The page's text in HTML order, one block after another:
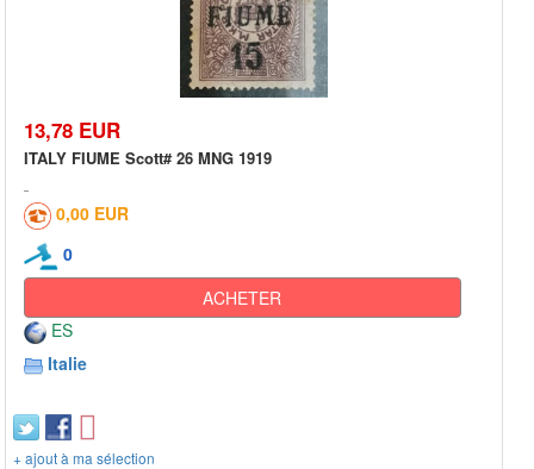
13,78 EUR
ITALY FIUME Scott# 26 MNG 1919
0,00 EUR
0
ACHETER
ES
Italie
+ ajout à ma sélection